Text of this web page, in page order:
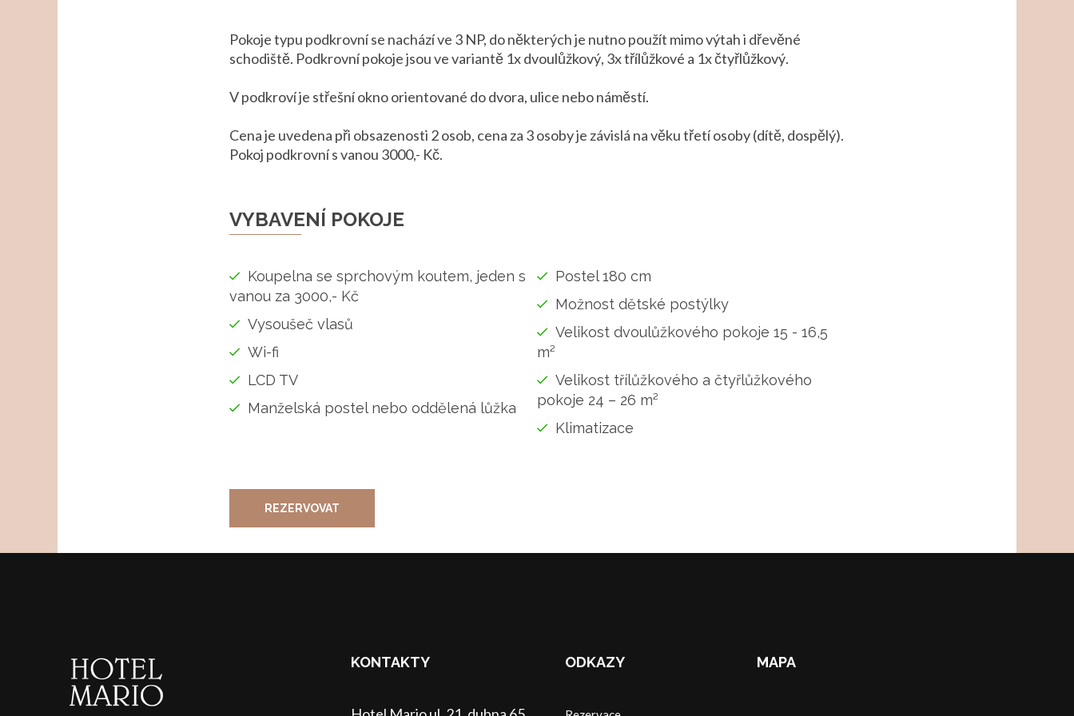
Pokoje typu podkrovní se nachází ve 3 NP, do některých je nutno použít mimo výtah i dřevěné
schodiště. Podkrovní pokoje jsou ve variantě 1x dvoulůžkový, 3x třílůžkové a 1x čtyřlůžkový.
V podkroví je střešní okno orientované do dvora, ulice nebo náměstí.
Cena je uvedena při obsazenosti 2 osob, cena za 3 osoby je závislá na věku třetí osoby (dítě, dospělý).
Pokoj podkrovní s vanou 3000,- Kč.
VYBAVENÍ POKOJE
Koupelna se sprchovým koutem, jeden s
vanou za 3000,- Kč
Vysoušeč vlasů
Wi-fi
LCD TV
Manželská postel nebo oddělená lůžka
Postel 180 cm
Možnost dětské postýlky
Velikost dvoulůžkového pokoje 15 - 16,5
m²
Velikost třílůžkového a čtyřlůžkového
pokoje 24 – 26 m²
Klimatizace
REZERVOVAT
KONTAKTY ODKAZY MAPA